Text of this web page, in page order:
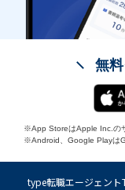
無
※App StoreはApple Inc.の
※Android、Google Playは
type転職エージェント